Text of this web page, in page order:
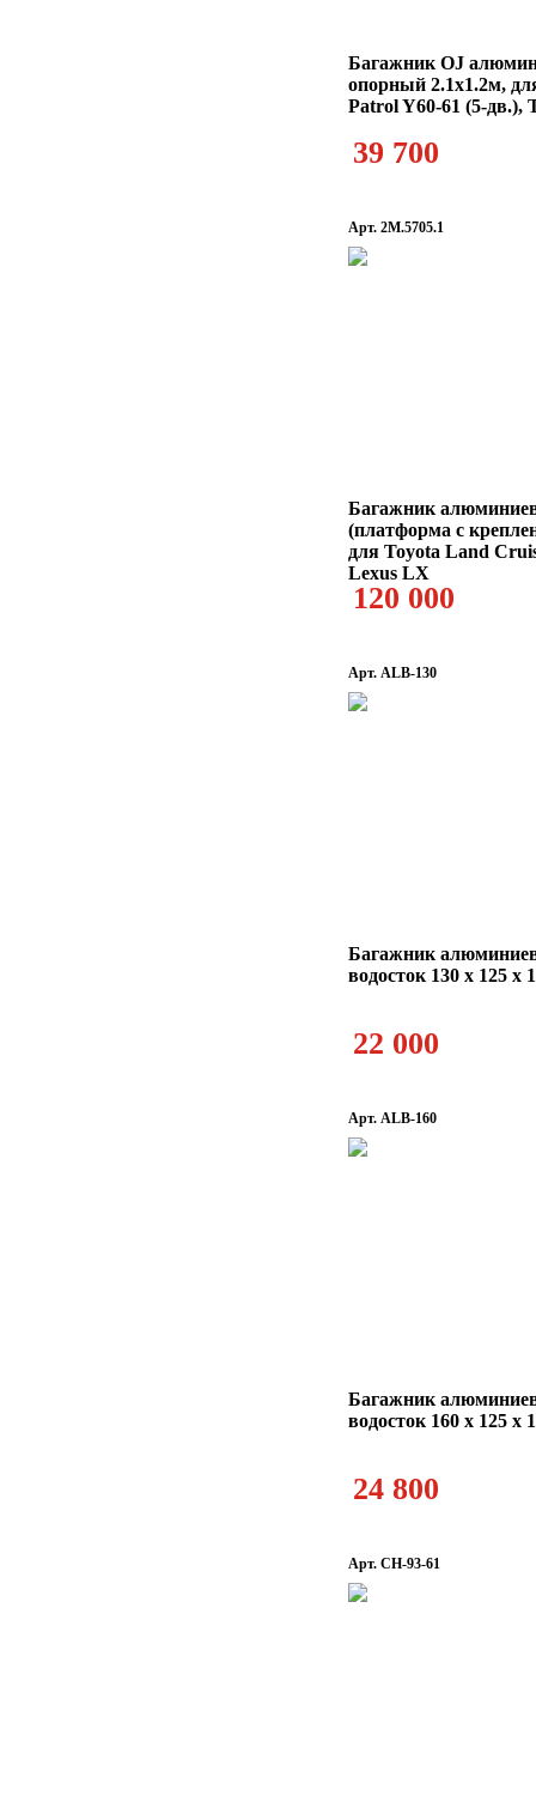
Багажник OJ
опорный 2.1х1.2м,
Patrol Y60-61 (5-дв.),
39 700
Арт. 2M.5705.1
Багажник
(платформа с
для Toyota Land
Lexus LX
120 000
Арт. ALB-130
Багажник
водосток 130 х 125 х
22 000
Арт. ALB-160
Багажник
водосток 160 х 125 х
24 800
Арт. CH-93-61